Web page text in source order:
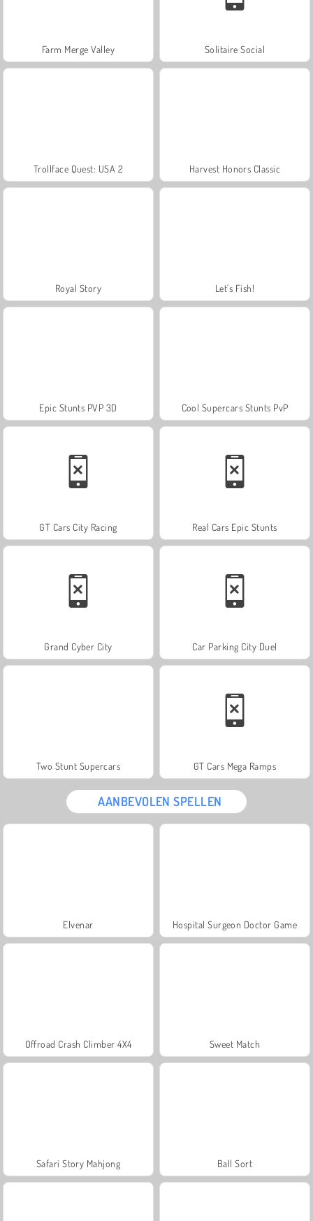
Farm Merge Valley Solitaire Social
Trollface Quest: USA 2 Harvest Honors Classic
Royal Story Let's Fish!
Epic Stunts PVP 3D Cool Supercars Stunts PvP
GT Cars City Racing Real Cars Epic Stunts
Grand Cyber City Car Parking City Duel
Two Stunt Supercars GT Cars Mega Ramps
AANBEVOLEN SPELLEN
Elvenar Hospital Surgeon Doctor Game
Offroad Crash Climber 4X4 Sweet Match
Safari Story Mahjong Ball Sort